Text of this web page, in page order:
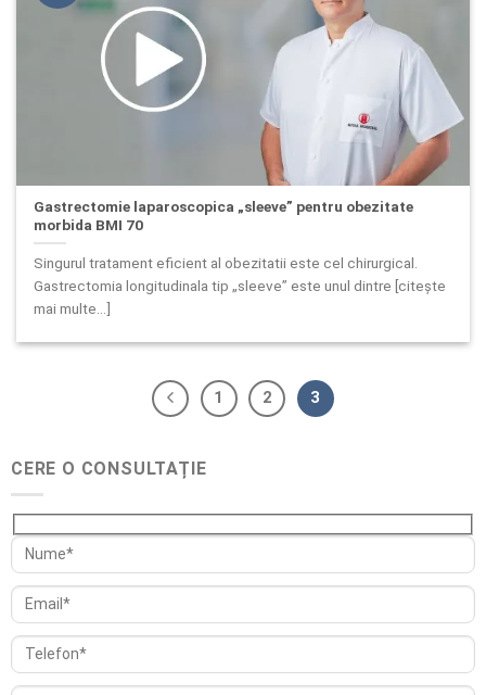
Gastrectomie laparoscopica „sleeve” pentru obezitate
morbida BMI 70
Singurul tratament eficient al obezitatii este cel chirurgical.
Gastrectomia longitudinala tip „sleeve” este unul dintre [citește
mai multe...]
1 2 3
CERE O CONSULTAȚIE